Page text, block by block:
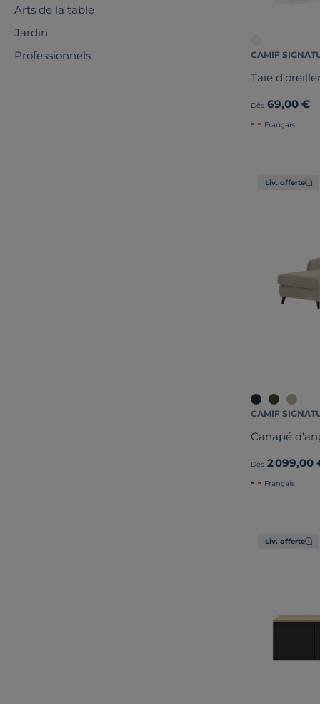
Arts de la table
Jardin
Professionnels
CAMIF
Taie
Dès 69,00 €
Français
Liv. offerte
CAMIF
Canapé
Dès 2 099,00
Français
Liv. offerte